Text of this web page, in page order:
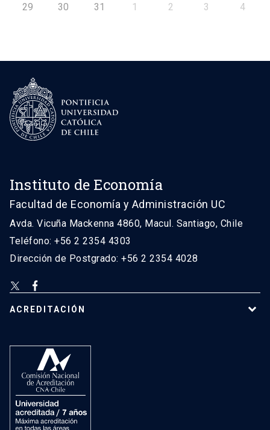
29 30 31 1 2 3 4
Instituto de Economía
Facultad de Economía y Administración UC
Avda. Vicuña Mackenna 4860, Macul. Santiago, Chile
Teléfono: +56 2 2354 4303
Dirección de Postgrado: +56 2 2354 4028
ACREDITACIÓN